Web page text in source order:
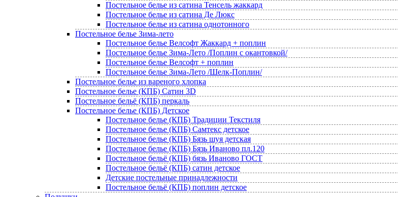
Постельное белье из сатина Тенсель жаккард
Постельное белье из сатина Де Люкс
Постельное белье из сатина однотонного
Постельное белье Зима-лето
Постельное белье Велсофт Жаккард + поплин
Постельное белье Зима-Лето /Поплин с окантовкой/
Постельное белье Велсофт + поплин
Постельное белье Зима-Лето /Шелк-Поплин/
Постельное белье из вареного хлопка
Постельное белье (КПБ) Сатин 3D
Постельное бельё (КПБ) перкаль
Постельное белье (КПБ) Детское
Постельное белье (КПБ) Традиции Текстиля
Постельное белье (КПБ) Самтекс детское
Постельное белье (КПБ) Бязь шуя детская
Постельное белье (КПБ) Бязь Иваново пл.120
Постельное бельё (КПБ) бязь Иваново ГОСТ
Постельное бельё (КПБ) сатин детское
Детские постельные принадлежности
Постельное бельё (КПБ) поплин детское